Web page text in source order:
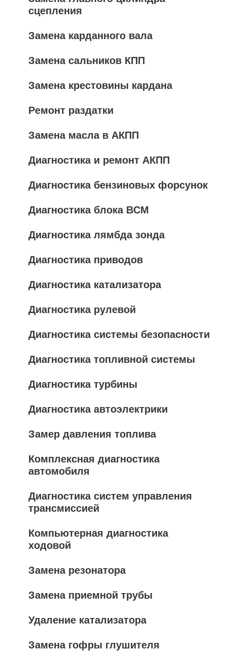
сцепления
Замена карданного вала
Замена сальников КПП
Замена крестовины кардана
Ремонт раздатки
Замена масла в АКПП
Диагностика и ремонт АКПП
Диагностика бензиновых форсунок
Диагностика блока BCM
Диагностика лямбда зонда
Диагностика приводов
Диагностика катализатора
Диагностика рулевой
Диагностика системы безопасности
Диагностика топливной системы
Диагностика турбины
Диагностика автоэлектрики
Замер давления топлива
Комплексная диагностика
автомобиля
Диагностика систем управления
трансмиссией
Компьютерная диагностика
ходовой
Замена резонатора
Замена приемной трубы
Удаление катализатора
Замена гофры глушителя